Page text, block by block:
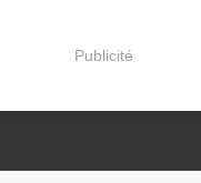
Publicité